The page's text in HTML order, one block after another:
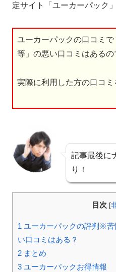
定サイト「ユーカーパック」
ユーカーパックの口コミ
等」の悪い口コミはあるの
実際に利用した方の口コミ
記事最後に
り！
目次 [
1 ユーカーパックの評判※
い口コミはある？
2 まとめ
3 ユーカーパックお得情報